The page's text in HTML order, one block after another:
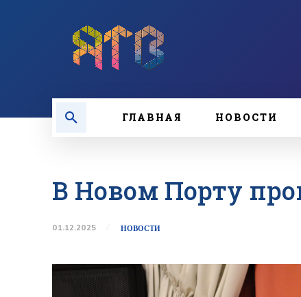
ГЛАВНАЯ НОВОСТИ
В Новом Порту
01.12.2025 НОВОСТИ